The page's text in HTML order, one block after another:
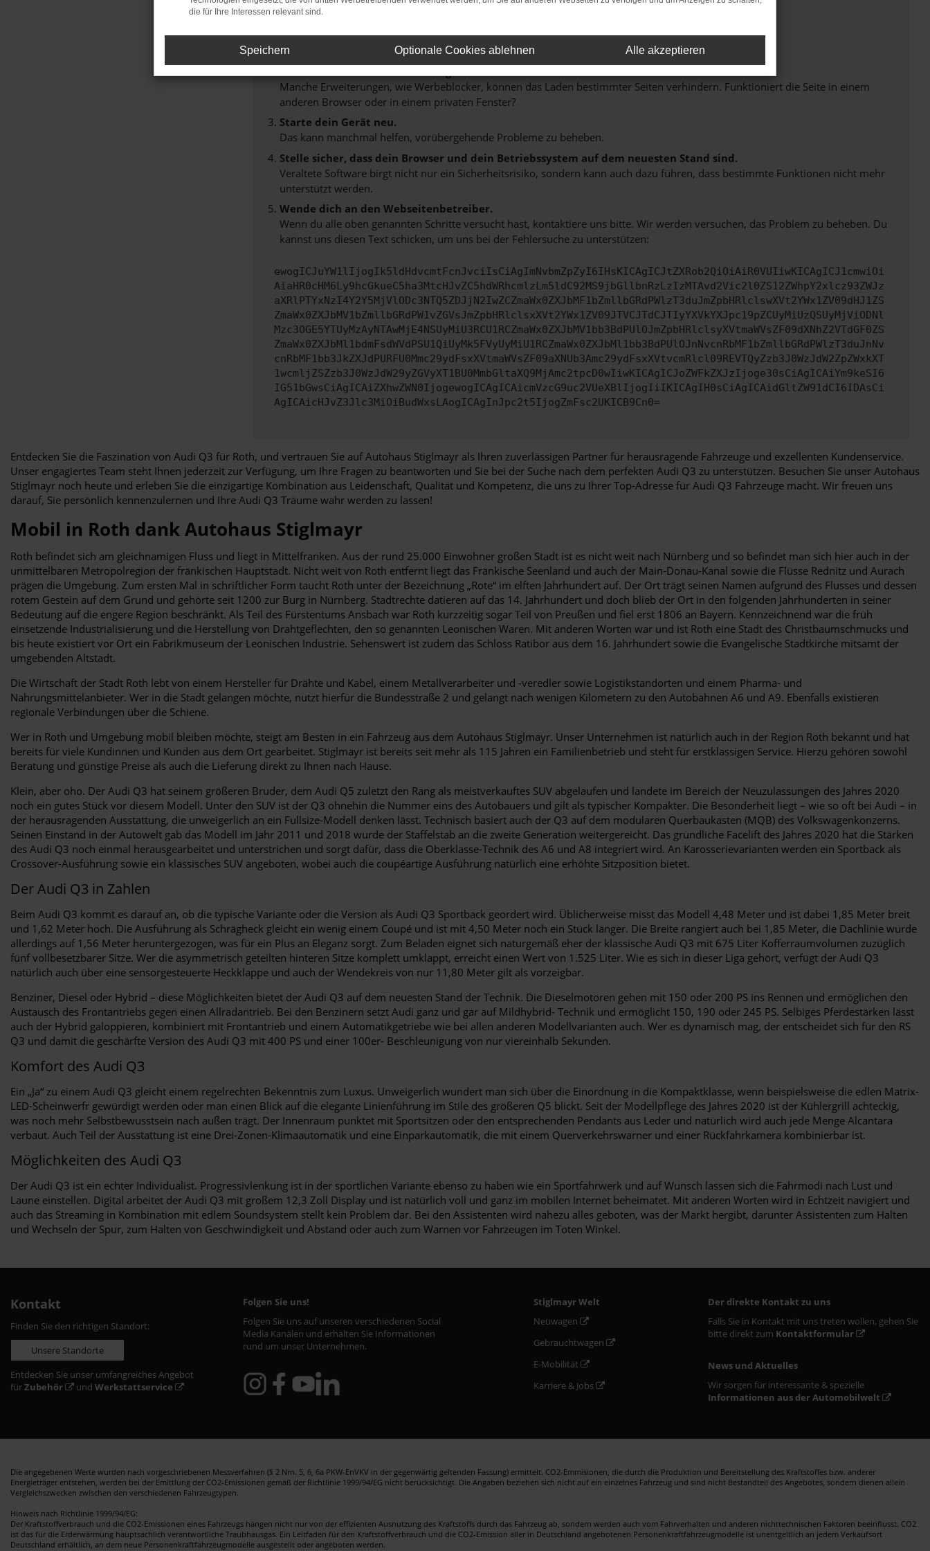
Hier sind ein paar Tipps, die dir helfen können:
Überprüfe deine Firewall und deine Internetverbindung.
Laden andere Webseiten, zum Beispiel deine Suchmaschine?
Manche Erweiterungen, wie Werbeblocker, können das Laden bestimmter Seiten verhindern. Funktioniert die Seite in einem
anderen Browser oder in einem privaten Fenster?
Starte dein Gerät neu.
Das kann manchmal helfen, vorübergehende Probleme zu beheben.
Stelle sicher, dass dein Browser und dein Betriebssystem auf dem neuesten Stand sind.
Veraltete Software birgt nicht nur ein Sicherheitsrisiko, sondern kann auch dazu führen, dass bestimmte Funktionen nicht mehr
unterstützt werden.
Wende dich an den Webseitenbetreiber.
Wenn du alle oben genannten Schritte versucht hast, kontaktiere uns bitte. Wir werden versuchen, das Problem zu beheben. Du
kannst uns diesen Text schicken, um uns bei der Fehlersuche zu unterstützen:
ewogICJuYW1lIjogIk5ldHdvcmtFcnJvciIsCiAgImNvbmZpZyI6IHsKICAgICJtZXRob2QiOiAiR0VUIiwKICAgICJ1cmwiOi
AiaHR0cHM6Ly9hcGkueC5ha3MtcHJvZC5hdWRhcmlzLm5ldC92MS9jbGllbnRzLzIzMTAvd2Vic2l0ZS12ZWhpY2xlcz93ZWJz
aXRlPTYxNzI4Y2Y5MjVlODc3NTQ5ZDJjN2IwZCZmaWx0ZXJbMF1bZmllbGRdPWlzT3duJmZpbHRlclswXVt2YWx1ZV09dHJ1ZS
ZmaWx0ZXJbMV1bZmllbGRdPW1vZGVsJmZpbHRlclsxXVt2YWx1ZV09JTVCJTdCJTIyYXVkYXJpc19pZCUyMiUzQSUyMjViODNl
Mzc3OGE5YTUyMzAyNTAwMjE4NSUyMiU3RCU1RCZmaWx0ZXJbMV1bb3BdPUlOJmZpbHRlclsyXVtmaWVsZF09dXNhZ2VTdGF0ZS
ZmaWx0ZXJbMl1bdmFsdWVdPSU1QiUyMk5FVyUyMiU1RCZmaWx0ZXJbMl1bb3BdPUlOJnNvcnRbMF1bZmllbGRdPWlzT3duJnNv
cnRbMF1bb3JkZXJdPURFU0Mmc29ydFsxXVtmaWVsZF09aXNUb3Amc29ydFsxXVtvcmRlcl09REVTQyZzb3J0WzJdW2ZpZWxkXT
1wcmljZSZzb3J0WzJdW29yZGVyXT1BU0MmbGltaXQ9MjAmc2tpcD0wIiwKICAgICJoZWFkZXJzIjoge30sCiAgICAiYm9keSI6
IG51bGwsCiAgICAiZXhwZWN0IjogewogICAgICAicmVzcG9uc2VUeXBlIjogIiIKICAgIH0sCiAgICAidGltZW91dCI6IDAsCi
AgICAicHJvZ3Jlc3MiOiBudWxsLAogICAgInJpc2t5IjogZmFsc2UKICB9Cn0=
Entdecken Sie die Faszination von Audi Q3 für Roth, und vertrauen Sie auf Autohaus Stiglmayr als Ihren zuverlässigen Partner für herausragende Fahrzeuge und exzellenten Kundenservice.
Unser engagiertes Team steht Ihnen jederzeit zur Verfügung, um Ihre Fragen zu beantworten und Sie bei der Suche nach dem perfekten Audi Q3 zu unterstützen. Besuchen Sie unser Autohaus
Stiglmayr noch heute und erleben Sie die einzigartige Kombination aus Leidenschaft, Qualität und Kompetenz, die uns zu Ihrer Top-Adresse für Audi Q3 Fahrzeuge macht. Wir freuen uns
darauf, Sie persönlich kennenzulernen und Ihre Audi Q3 Träume wahr werden zu lassen!
Mobil in Roth dank Autohaus Stiglmayr
Roth befindet sich am gleichnamigen Fluss und liegt in Mittelfranken. Aus der rund 25.000 Einwohner großen Stadt ist es nicht weit nach Nürnberg und so befindet man sich hier auch in der
unmittelbaren Metropolregion der fränkischen Hauptstadt. Nicht weit von Roth entfernt liegt das Fränkische Seenland und auch der Main-Donau-Kanal sowie die Flüsse Rednitz und Aurach
prägen die Umgebung. Zum ersten Mal in schriftlicher Form taucht Roth unter der Bezeichnung „Rote“ im elften Jahrhundert auf. Der Ort trägt seinen Namen aufgrund des Flusses und dessen
rotem Gestein auf dem Grund und gehörte seit 1200 zur Burg in Nürnberg. Stadtrechte datieren auf das 14. Jahrhundert und doch blieb der Ort in den folgenden Jahrhunderten in seiner
Bedeutung auf die engere Region beschränkt. Als Teil des Fürstentums Ansbach war Roth kurzzeitig sogar Teil von Preußen und fiel erst 1806 an Bayern. Kennzeichnend war die früh
einsetzende Industrialisierung und die Herstellung von Drahtgeflechten, den so genannten Leonischen Waren. Mit anderen Worten war und ist Roth eine Stadt des Christbaumschmucks und
bis heute existiert vor Ort ein Fabrikmuseum der Leonischen Industrie. Sehenswert ist zudem das Schloss Ratibor aus dem 16. Jahrhundert sowie die Evangelische Stadtkirche mitsamt der
umgebenden Altstadt.
Die Wirtschaft der Stadt Roth lebt von einem Hersteller für Drähte und Kabel, einem Metallverarbeiter und -veredler sowie Logistikstandorten und einem Pharma- und
Nahrungsmittelanbieter. Wer in die Stadt gelangen möchte, nutzt hierfür die Bundesstraße 2 und gelangt nach wenigen Kilometern zu den Autobahnen A6 und A9. Ebenfalls existieren
regionale Verbindungen über die Schiene.
Wer in Roth und Umgebung mobil bleiben möchte, steigt am Besten in ein Fahrzeug aus dem Autohaus Stiglmayr. Unser Unternehmen ist natürlich auch in der Region Roth bekannt und hat
bereits für viele Kundinnen und Kunden aus dem Ort gearbeitet. Stiglmayr ist bereits seit mehr als 115 Jahren ein Familienbetrieb und steht für erstklassigen Service. Hierzu gehören sowohl
Beratung und günstige Preise als auch die Lieferung direkt zu Ihnen nach Hause.
Klein, aber oho. Der Audi Q3 hat seinem größeren Bruder, dem Audi Q5 zuletzt den Rang als meistverkauftes SUV abgelaufen und landete im Bereich der Neuzulassungen des Jahres 2020
noch ein gutes Stück vor diesem Modell. Unter den SUV ist der Q3 ohnehin die Nummer eins des Autobauers und gilt als typischer Kompakter. Die Besonderheit liegt – wie so oft bei Audi – in
der herausragenden Ausstattung, die unweigerlich an ein Fullsize-Modell denken lässt. Technisch basiert auch der Q3 auf dem modularen Querbaukasten (MQB) des Volkswagenkonzerns.
Seinen Einstand in der Autowelt gab das Modell im Jahr 2011 und 2018 wurde der Staffelstab an die zweite Generation weitergereicht. Das gründliche Facelift des Jahres 2020 hat die Stärken
des Audi Q3 noch einmal herausgearbeitet und unterstrichen und sorgt dafür, dass die Oberklasse-Technik des A6 und A8 integriert wird. An Karosserievarianten werden ein Sportback als
Crossover-Ausführung sowie ein klassisches SUV angeboten, wobei auch die coupéartige Ausführung natürlich eine erhöhte Sitzposition bietet.
Der Audi Q3 in Zahlen
Beim Audi Q3 kommt es darauf an, ob die typische Variante oder die Version als Audi Q3 Sportback geordert wird. Üblicherweise misst das Modell 4,48 Meter und ist dabei 1,85 Meter breit
und 1,62 Meter hoch. Die Ausführung als Schrägheck gleicht ein wenig einem Coupé und ist mit 4,50 Meter noch ein Stück länger. Die Breite rangiert auch bei 1,85 Meter, die Dachlinie wurde
allerdings auf 1,56 Meter heruntergezogen, was für ein Plus an Eleganz sorgt. Zum Beladen eignet sich naturgemäß eher der klassische Audi Q3 mit 675 Liter Kofferraumvolumen zuzüglich
fünf vollbesetzbarer Sitze. Wer die asymmetrisch geteilten hinteren Sitze komplett umklappt, erreicht einen Wert von 1.525 Liter. Wie es sich in dieser Liga gehört, verfügt der Audi Q3
natürlich auch über eine sensorgesteuerte Heckklappe und auch der Wendekreis von nur 11,80 Meter gilt als vorzeigbar.
Benziner, Diesel oder Hybrid – diese Möglichkeiten bietet der Audi Q3 auf dem neuesten Stand der Technik. Die Dieselmotoren gehen mit 150 oder 200 PS ins Rennen und ermöglichen den
Austausch des Frontantriebs gegen einen Allradantrieb. Bei den Benzinern setzt Audi ganz und gar auf Mildhybrid- Technik und ermöglicht 150, 190 oder 245 PS. Selbiges Pferdestärken lässt
auch der Hybrid galoppieren, kombiniert mit Frontantrieb und einem Automatikgetriebe wie bei allen anderen Modellvarianten auch. Wer es dynamisch mag, der entscheidet sich für den RS
Q3 und damit die geschärfte Version des Audi Q3 mit 400 PS und einer 100er- Beschleunigung von nur viereinhalb Sekunden.
Komfort des Audi Q3
Ein „Ja“ zu einem Audi Q3 gleicht einem regelrechten Bekenntnis zum Luxus. Unweigerlich wundert man sich über die Einordnung in die Kompaktklasse, wenn beispielsweise die edlen Matrix-
LED-Scheinwerfr gewürdigt werden oder man einen Blick auf die elegante Linienführung im Stile des größeren Q5 blickt. Seit der Modellpflege des Jahres 2020 ist der Kühlergrill achteckig,
was noch mehr Selbstbewusstsein nach außen trägt. Der Innenraum punktet mit Sportsitzen oder den entsprechenden Pendants aus Leder und natürlich wird auch jede Menge Alcantara
verbaut. Auch Teil der Ausstattung ist eine Drei-Zonen-Klimaautomatik und eine Einparkautomatik, die mit einem Querverkehrswarner und einer Rückfahrkamera kombinierbar ist.
Möglichkeiten des Audi Q3
Der Audi Q3 ist ein echter Individualist. Progressivlenkung ist in der sportlichen Variante ebenso zu haben wie ein Sportfahrwerk und auf Wunsch lassen sich die Fahrmodi nach Lust und
Laune einstellen. Digital arbeitet der Audi Q3 mit großem 12,3 Zoll Display und ist natürlich voll und ganz im mobilen Internet beheimatet. Mit anderen Worten wird in Echtzeit navigiert und
auch das Streaming in Kombination mit edlem Soundsystem stellt kein Problem dar. Bei den Assistenten wird nahezu alles geboten, was der Markt hergibt, darunter Assistenten zum Halten
und Wechseln der Spur, zum Halten von Geschwindigkeit und Abstand oder auch zum Warnen vor Fahrzeugen im Toten Winkel.
Kontakt
Finden Sie den richtigen Standort:
Unsere Standorte
Entdecken Sie unser umfangreiches Angebot
fürZubehör und Werkstattservice
Folgen Sie uns!
Folgen Sie uns auf unseren verschiedenen Social
Media Kanälen und erhalten Sie Informationen
rund um unser Unternehmen.
Stiglmayr Welt
Neuwagen
Gebrauchtwagen
E-Mobilität
Karriere & Jobs
Der direkte Kontakt zu uns
Falls Sie in Kontakt mit uns treten wollen, gehen Sie
bitte direkt zum Kontaktformular
News und Aktuelles
Wir sorgen für interessante & spezielle
Informationen aus der Automobilwelt
Die angegebenen Werte wurden nach vorgeschriebenen Messverfahren (§ 2 Nrn. 5, 6, 6a PKW-EnVKV in der gegenwärtig geltenden Fassung) ermittelt. CO2-Emmisionen, die durch die Produktion und Bereitstellung des Kraftstoffes bzw. anderer
Energieträger entstehen, werden bei der Emittlung der CO2-Emissionen gemäß der Richtlinie 1999/94/EG nicht berücksichtigt. Die Angaben beziehen sich nicht auf ein einzelnes Fahrzeug und sind nicht Bestandteil des Angebotes, sondern dienen allein
Vergleichszwecken zwischen den verschiedenen Fahrzeugtypen.
Hinweis nach Richtlinie 1999/94/EG:
Der Kraftstoffverbrauch und die CO2-Emissionen eines Fahrzeugs hängen nicht nur von der effizienten Ausnutzung des Kraftstoffs durch das Fahrzeug ab, sondern werden auch vom Fahrverhalten und anderen nichttechnischen Faktoren beeinflusst. CO2
ist das für die Erderwärmung hauptsächlich verantwortliche Traubhausgas. Ein Leitfaden für den Kraftstoffverbrauch und die CO2-Emission aller in Deutschland angebotenen Personenkraftfahrzeugmodelle ist unentgeltlich an jedem Verkaufsort
Deutschland erhältlich, an dem neue Personenkraftfahrzeugmodelle ausgestellt oder angeboten werden.
die für Ihre Interessen relevant sind.
Speichern Optionale Cookies ablehnen Alle akzeptieren